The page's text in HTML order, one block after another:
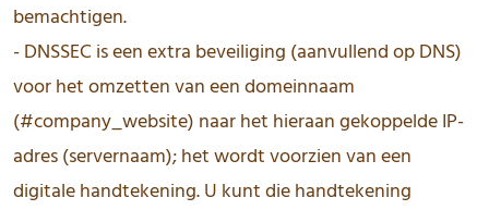
bemachtigen.
- DNSSEC is een extra beveiliging (aanvullend op DNS)
voor het omzetten van een domeinnaam
(#company_website) naar het hieraan gekoppelde IP-
adres (servernaam); het wordt voorzien van een
digitale handtekening. U kunt die handtekening